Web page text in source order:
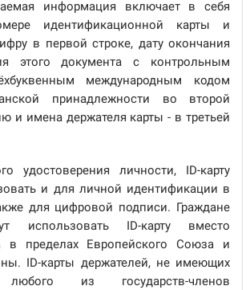
информация включает в себя
идентификационной карты и
в первой строке, дату окончания
этого документа с контрольным
международным кодом
принадлежности во второй
и имена держателя карты - в третьей
удостоверения личности, ID-карту
и для личной идентификации в
для цифровой подписи. Граждане
использовать ID-карту вместо
в пределах Европейского Союза и
ID-карты держателей, не имеющих
любого из государств-членов